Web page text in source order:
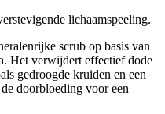
lichaamspeeling.
scrub op basis van
Het verwijdert effectief dode
gedroogde kruiden en een
doorbloeding voor een